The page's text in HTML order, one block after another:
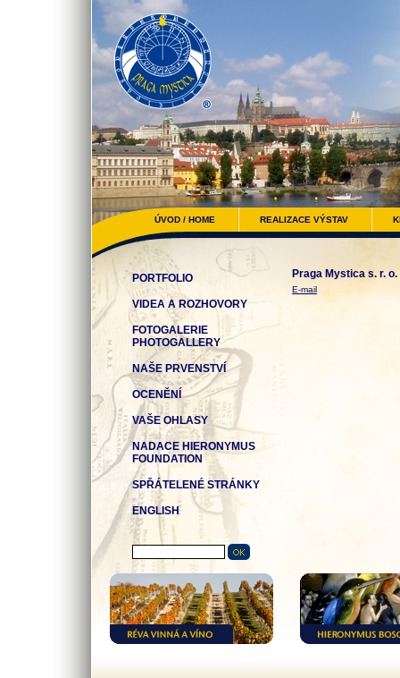
ÚVOD / HOME REALIZACE VÝSTAV
PORTFOLIO
VIDEA A ROZHOVORY
FOTOGALERIE
PHOTOGALLERY
NAŠE PRVENSTVÍ
OCENĚNÍ
VAŠE OHLASY
NADACE HIERONYMUS
FOUNDATION
SPŘÁTELENÉ STRÁNKY
ENGLISH
Praga Mystica s. r. o.
E-mail